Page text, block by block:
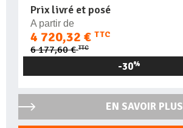
Prix livré et posé
A partir de
4 720,32 € TTC
6 177,60 €TTC
-30%
EN SAVOIR PLUS